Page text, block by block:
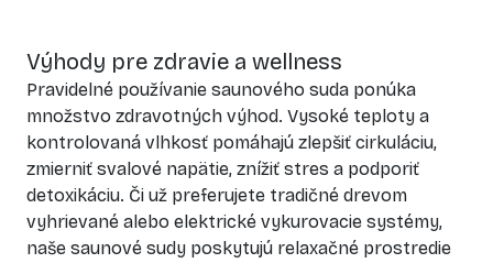
Výhody pre zdravie a wellness
Pravidelné používanie saunového suda ponúka
množstvo zdravotných výhod. Vysoké teploty a
kontrolovaná vlhkosť pomáhajú zlepšiť cirkuláciu,
zmierniť svalové napätie, znížiť stres a podporiť
detoxikáciu. Či už preferujete tradičné drevom
vyhrievané alebo elektrické vykurovacie systémy,
naše saunové sudy poskytujú relaxačné prostredie